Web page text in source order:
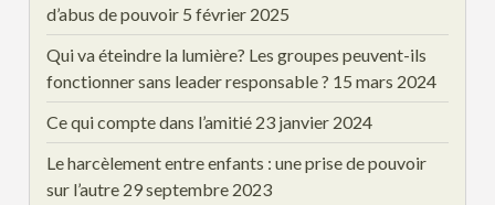
d’abus de pouvoir 5 février 2025
Qui va éteindre la lumière? Les groupes peuvent-ils
fonctionner sans leader responsable ? 15 mars 2024
Ce qui compte dans l’amitié 23 janvier 2024
Le harcèlement entre enfants : une prise de pouvoir
sur l’autre 29 septembre 2023